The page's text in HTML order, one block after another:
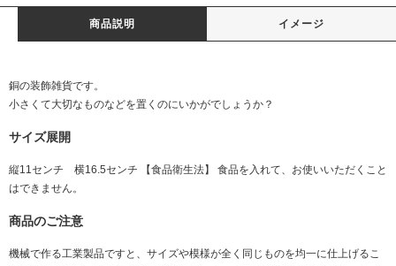
商品説明 イメージ
銅の装飾雑貨です。
小さくて大切なものなどを置くのにいかがでしょうか？
サイズ展開
縦11センチ 横16.5センチ 【食品衛生法】 食品を入れて、お使いいただくこと
はできません。
商品のご注意
機械で作る工業製品ですと、サイズや模様が全く同じものを均一に仕上げるこ